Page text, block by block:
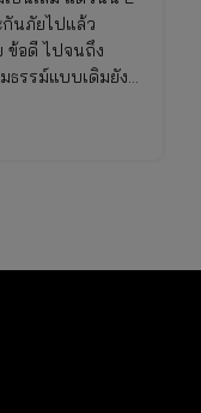
นภัยไปแล้ว
ข้อดี ไปจนถึง
รรม์แบบเดิมยัง